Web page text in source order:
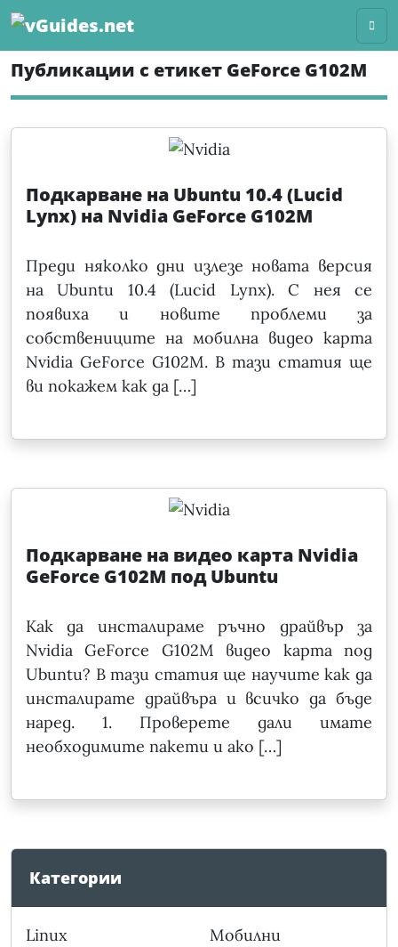
Skip
content
Публикации с етикет GeForce G102M
Подкарване на Ubuntu 10.4 (Lucid
Lynx) на Nvidia GeForce G102M
Преди няколко дни излезе новата версия
на Ubuntu 10.4 (Lucid Lynx). С нея се
появиха и новите проблеми за
собствениците на мобилна видео карта
Nvidia GeForce G102M. В тази статия ще
ви покажем как да […]
Подкарване на видео карта Nvidia
GeForce G102M под Ubuntu
Как да инсталираме ръчно драйвър за
Nvidia GeForce G102M видео карта под
Ubuntu? В тази статия ще научите как да
инсталирате драйвъра и всичко да бъде
наред. 1. Проверете дали имате
необходимите пакети и ако […]
Категории
Linux
Мобилни